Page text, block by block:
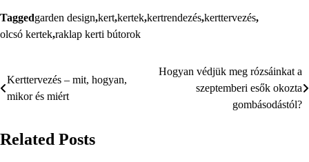
Taggedgarden design,kert,kertek,kertrendezés,kerttervezés,
olcsó kertek,raklap kerti bútorok
Bejegyzés
navigáció
Kerttervezés – mit, hogyan,
mikor és miért
Hogyan védjük meg rózsáinkat a
szeptemberi esők okozta
gombásodástól?
Related Posts